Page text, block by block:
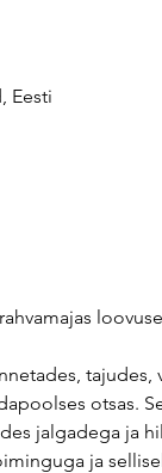
Eesti
tajudes,
otsas.
jalgadega ja
ja